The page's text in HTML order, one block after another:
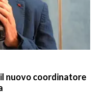
nuovo coordinatore